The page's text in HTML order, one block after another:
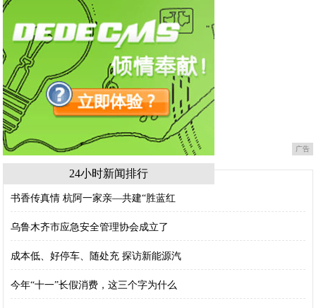
广告
24小时新闻排行
书香传真情 杭阿一家亲—共建“胜蓝红
乌鲁木齐市应急安全管理协会成立了
成本低、好停车、随处充 探访新能源汽
今年“十一”长假消费，这三个字为什么